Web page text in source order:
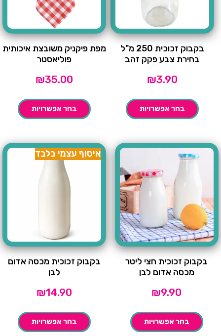
בקבוק זכוכית 250 מ"ל
בחירת צבע פקק זהב
₪3.90
בחר אפשרויות
מפת פיקניק משובצת איכותית
פוליאסטר
₪35.00
בחר אפשרויות
בקבוק זכוכית חצי ליטר
מכסה אדום לבן
₪9.90
בחר אפשרויות
איסוף עצמי בלבד
בקבוק זכוכית מכסה אדום
לבן
₪14.90
בחר אפשרויות